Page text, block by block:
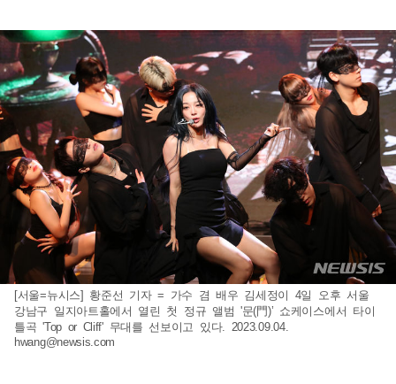
[서울=뉴시스] 황준선 기자 = 가수 겸 배우 김세정이 4일 오후 서울
강남구 일지아트홀에서 열린 첫 정규 앨범 '문(門)’ 쇼케이스에서 타이
틀곡 'Top or Cliff' 무대를 선보이고 있다. 2023.09.04.
hwang@newsis.com